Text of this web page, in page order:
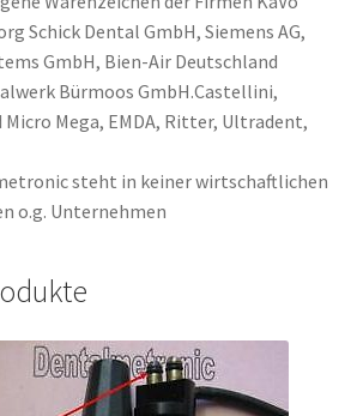
Schick Dental GmbH, Siemens AG,
GmbH, Bien-Air Deutschland
Bürmoos GmbH.Castellini,
Micro Mega, EMDA, Ritter, Ultradent,
steht in keiner wirtschaftlichen
o.g. Unternehmen